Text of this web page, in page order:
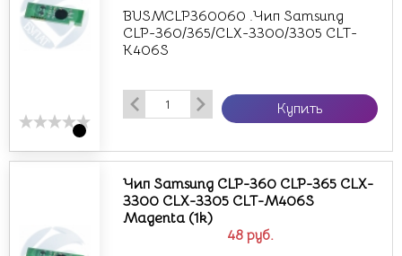
BUSMCLP360060 .Чип Samsung
CLP-360/365/CLX-3300/3305 CLT-
K406S
Купить
48 руб.
Чип Samsung CLP-360 CLP-365 CLX-
3300 CLX-3305 CLT-M406S
Magenta (1k)